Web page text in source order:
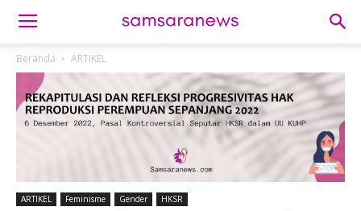
Beranda ARTIKEL
ARTIKEL Feminisme Gender HKSR